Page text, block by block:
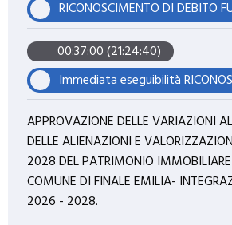
00:37:00 (21:24:40)
APPROVAZIONE DELLE VARIAZIONI
DELLE ALIENAZIONI E
2028 DEL PATRIMONIO
COMUNE DI FINALE EMILIA-
2026 - 2028.